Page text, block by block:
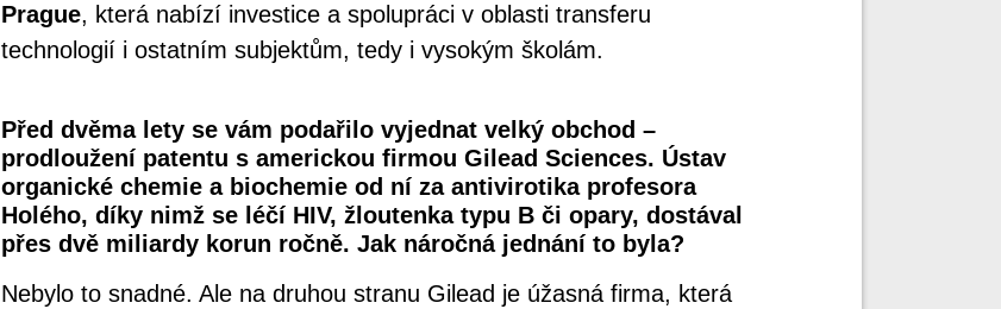
Prague, která nabízí investice a spolupráci v oblasti transferu
technologií i ostatním subjektům, tedy i vysokým školám.
Před dvěma lety se vám podařilo vyjednat velký obchod –
prodloužení patentu s americkou firmou Gilead Sciences. Ústav
organické chemie a biochemie od ní za antivirotika profesora
Holého, díky nimž se léčí HIV, žloutenka typu B či opary, dostával
přes dvě miliardy korun ročně. Jak náročná jednání to byla?
Nebylo to snadné. Ale na druhou stranu Gilead je úžasná firma, která